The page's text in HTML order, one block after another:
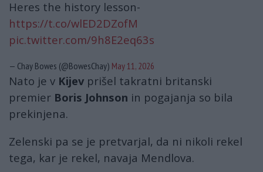
Heres the history lesson-
https://t.co/wlED2DZofM
pic.twitter.com/9h8E2eq63s
— Chay Bowes (@BowesChay) May 11, 2026
Nato je v Kijev prišel takratni britanski
premier Boris Johnson in pogajanja so bila
prekinjena.
Zelenski pa se je pretvarjal, da ni nikoli rekel
tega, kar je rekel, navaja Mendlova.